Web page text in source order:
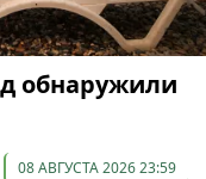
обнаружили
08 АВГУСТА 2026 23:59